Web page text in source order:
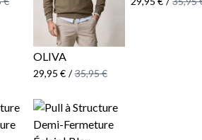
OLIVA
29,95 € / 35,95 €